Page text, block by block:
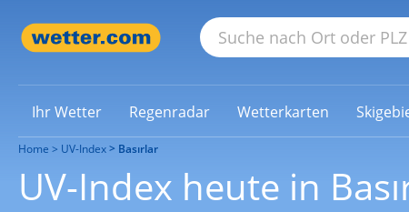
Ihr Wetter Regenradar Wetterkarten
Home UV-Index Basırlar
UV-Index heute in